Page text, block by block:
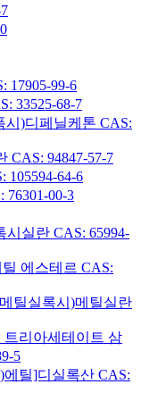
17905-99-6
33525-68-7
시)디페닐케톤 CAS:
CAS: 94847-57-7
105594-64-6
00-3
실란 CAS: 65994-
에스테르 CAS:
틸실록시)메틸실란
리아세테이트 삼
5
에틸]디실록산 CAS: